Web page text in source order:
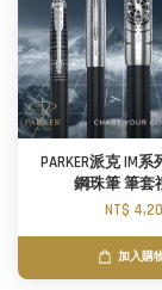
PARKER派克 IM
鋼珠筆 筆套
NT$
加入購